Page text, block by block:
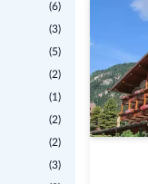
(6)
(3)
(5)
(2)
(1)
(2)
(2)
(3)